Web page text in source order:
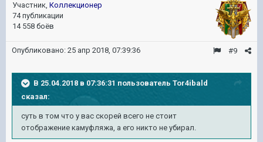
Участник, Коллекционер
74 публикации
14 558 боёв
#9
Опубликовано: 25 апр 2018, 07:39:36
В 25.04.2018 в 07:36:31 пользователь Tor4ibald
сказал:
суть в том что у вас скорей всего не стоит
отображение камуфляжа, а его никто не убирал.